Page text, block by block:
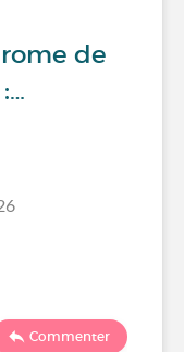
de
Commenter